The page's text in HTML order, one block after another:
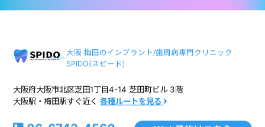
大阪 梅田のインプラント/歯周病専門クリニック
SPIDO(スピード)
大阪府大阪市北区芝田1丁目4-14 芝田町ビル 3階
大阪駅・梅田駅すぐ近く各種ルートを見る